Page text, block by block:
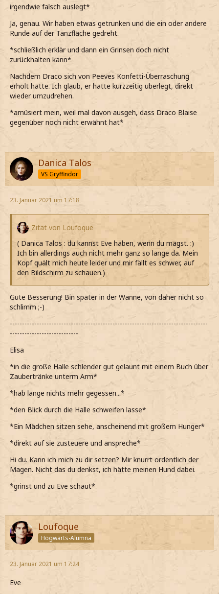
irgendwie falsch auslegt*
Ja, genau. Wir haben etwas getrunken und die ein oder andere
Runde auf der Tanzfläche gedreht.
*schließlich erklär und dann ein Grinsen doch nicht
zurückhalten kann*
Nachdem Draco sich von Peeves Konfetti-Überraschung
erholt hatte. Ich glaub, er hatte kurzzeitig überlegt, direkt
wieder umzudrehen.
*amüsiert mein, weil mal davon ausgeh, dass Draco Blaise
gegenüber noch nicht erwähnt hat*
Danica Talos
VS Gryffindor
23. Januar 2021 um 17:18
Zitat von Loufoque
( Danica Talos : du kannst Eve haben, wenn du magst. :)
Ich bin allerdings auch nicht mehr ganz so lange da. Mein
Kopf quält mich heute leider und mir fällt es schwer, auf
den Bildschirm zu schauen.)
Gute Besserung! Bin später in der Wanne, von daher nicht so
schlimm ;-)
---------------------------------------------------------------------------------
----------------------------
Elisa
*in die große Halle schlender gut gelaunt mit einem Buch über
Zaubertränke unterm Arm*
*hab lange nichts mehr gegessen...*
*den Blick durch die Halle schweifen lasse*
*Ein Mädchen sitzen sehe, anscheinend mit großem Hunger*
*direkt auf sie zusteuere und anspreche*
Hi du. Kann ich mich zu dir setzen? Mir knurrt ordentlich der
Magen. Nicht das du denkst, ich hätte meinen Hund dabei.
*grinst und zu Eve schaut*
Loufoque
Hogwarts-Alumna
23. Januar 2021 um 17:24
Eve